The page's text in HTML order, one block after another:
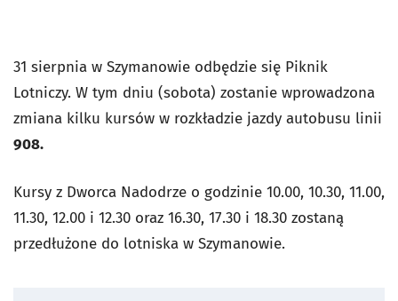
31 sierpnia w Szymanowie odbędzie się Piknik
Lotniczy. W tym dniu (sobota) zostanie wprowadzona
zmiana kilku kursów w rozkładzie jazdy autobusu linii
908.
Kursy z Dworca Nadodrze o godzinie 10.00, 10.30, 11.00,
11.30, 12.00 i 12.30 oraz 16.30, 17.30 i 18.30 zostaną
przedłużone do lotniska w Szymanowie.